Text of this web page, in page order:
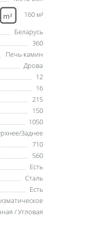
160 м²
Беларусь
360
Печь-камин
Дрова
12
16
215
150
1050
Заднее
710
560
Есть
Сталь
Есть
/ Угловая